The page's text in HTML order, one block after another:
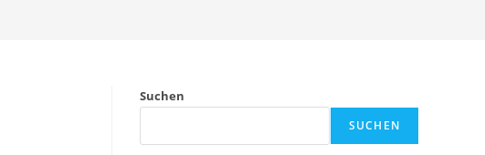
Suchen
SUCHEN